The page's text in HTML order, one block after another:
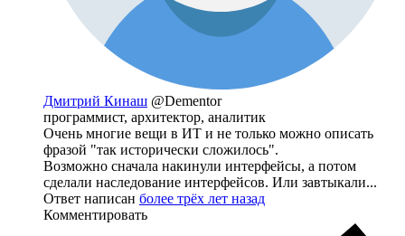
Дмитрий Кинаш @Dementor
программист, архитектор, аналитик
Очень многие вещи в ИТ и не только можно описать
фразой "так исторически сложилось".
Возможно сначала накинули интерфейсы, а потом
сделали наследование интерфейсов. Или завтыкали...
Ответ написан более трёх лет назад
Комментировать